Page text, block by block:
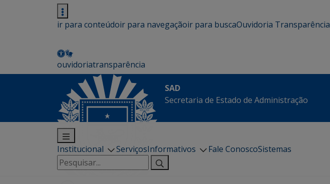
ir para conteúdoir para navegaçãoir para buscaOuvidoria Transparência
ouvidoriatransparência
SAD
Secretaria de Estado de Administração
Institucional ServiçosInformativos Fale ConoscoSistemas
Pesquisar
por: